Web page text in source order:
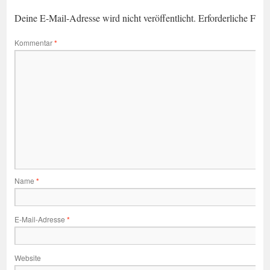
Deine E-Mail-Adresse wird nicht veröffentlicht. Erforderliche
Kommentar*
Name *
E-Mail-Adresse *
Website